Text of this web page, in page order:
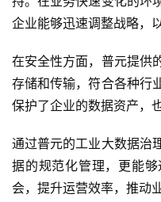
方
案
生
态
与
合
作
服
企业能够迅速调整战略，
在安全性方面，普元提供
存储和传输，符合各种行
保护了企业的数据资产，
通过普元的工业大数据治
据的规范化管理，更能
会，提升运营效率，推动